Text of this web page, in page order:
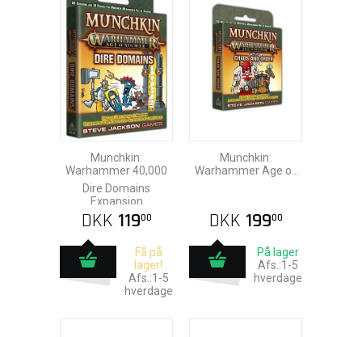
Munchkin:
Warhammer 40,000
Dire Domains
Expansion
DKK 11900
Få på
lager!
Afs.:1-5
hverdage
Munchkin:
Warhammer Age of
DKK 19900
På lager
Afs.:1-5
hverdage